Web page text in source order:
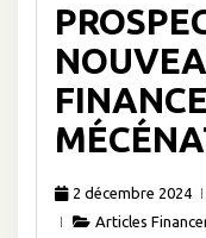
2 décembre 2024
Articles